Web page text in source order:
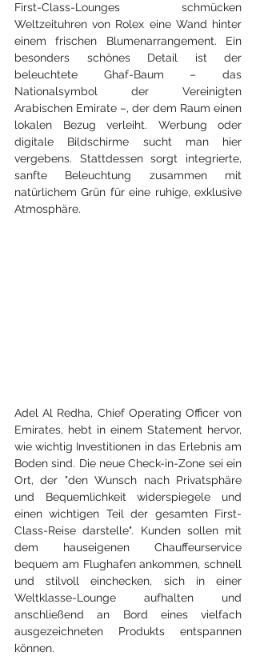
First-Class-Lounges schmücken
Weltzeituhren von Rolex eine Wand hinter
einem frischen Blumenarrangement. Ein
besonders schönes Detail ist der
beleuchtete Ghaf-Baum – das
Nationalsymbol der Vereinigten
Arabischen Emirate –, der dem Raum einen
lokalen Bezug verleiht. Werbung oder
digitale Bildschirme sucht man hier
vergebens. Stattdessen sorgt integrierte,
sanfte Beleuchtung zusammen mit
natürlichem Grün für eine ruhige, exklusive
Atmosphäre.
Adel Al Redha, Chief Operating Officer von
Emirates, hebt in einem Statement hervor,
wie wichtig Investitionen in das Erlebnis am
Boden sind. Die neue Check-in-Zone sei ein
Ort, der "den Wunsch nach Privatsphäre
und Bequemlichkeit widerspiegele und
einen wichtigen Teil der gesamten First-
Class-Reise darstelle". Kunden sollen mit
dem hauseigenen Chauffeurservice
bequem am Flughafen ankommen, schnell
und stilvoll einchecken, sich in einer
Weltklasse-Lounge aufhalten und
anschließend an Bord eines vielfach
ausgezeichneten Produkts entspannen
können.